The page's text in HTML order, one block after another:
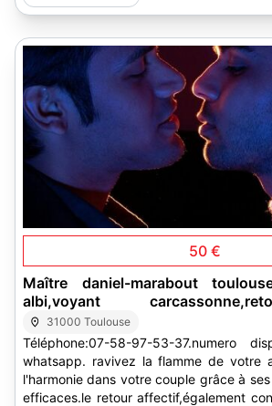
50 €
Maître daniel-marabout
albi,voyant
montauban,guérisseur
bayonne,médium balma,voyant
castres,vaudou muret,marabout
l'union
31000 Toulouse
Téléphone:07-58-97-53-37.numero
whatsapp. ravivez la flamme de votre
l'harmonie dans votre couple grâce à
efficaces.le retour affectif,également